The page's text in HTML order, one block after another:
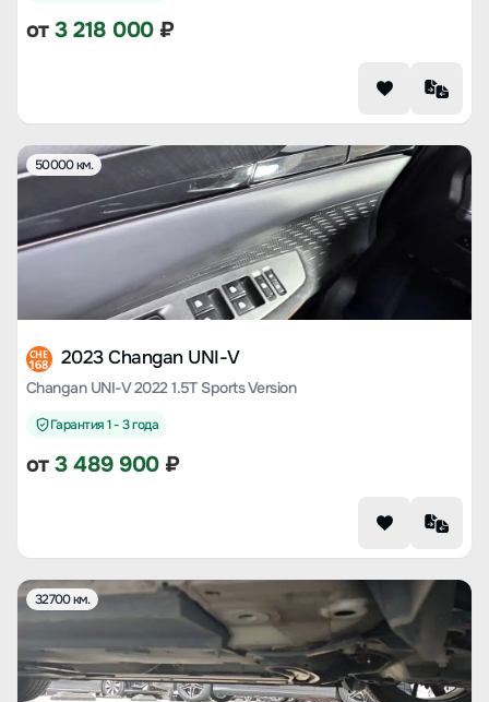
от3 218 000₽
50000 км.
CHE
168 2023 Changan UNI-V
Changan UNI-V 2022 1.5T Sports Version
Гарантия 1 - 3 года
от3 489 900₽
32700 км.